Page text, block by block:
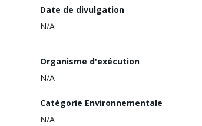
Date de divulgation
N/A
Organisme d'exécution
N/A
Catégorie Environnementale
N/A